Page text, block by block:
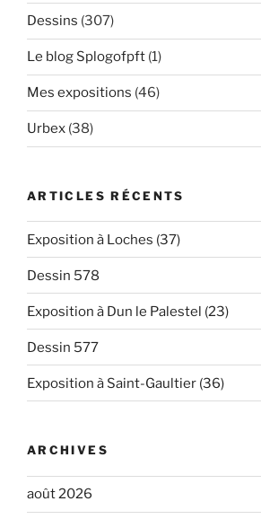
Dessins (307)
Le blog Splogofpft (1)
Mes expositions (46)
Urbex (38)
ARTICLES RÉCENTS
Exposition à Loches (37)
Dessin 578
Exposition à Dun le Palestel (23)
Dessin 577
Exposition à Saint-Gaultier (36)
ARCHIVES
août 2026